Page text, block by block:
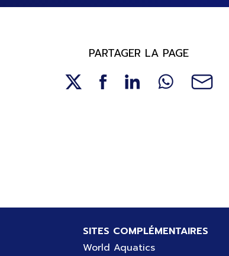
PARTAGER LA PAGE
SITES COMPLÉMENTAIRES
World Aquatics